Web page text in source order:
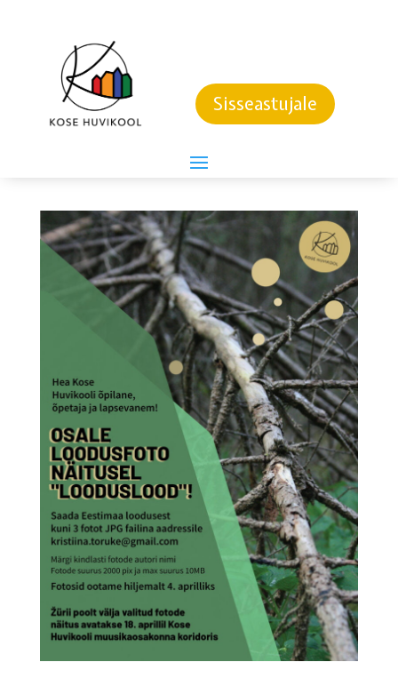
Sisseastujale
OSALE LOODUSFOTO
NÄITUSEL
“LOODUSLOOD”